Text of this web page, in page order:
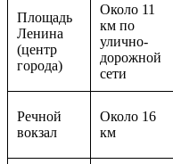
Площадь
Ленина
(центр
города)
Около 11
км по
улично-
дорожной
сети
Речной
вокзал
Около 16
км